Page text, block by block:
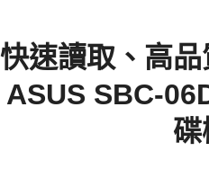
快速讀取、高
ASUS SBC-
碟